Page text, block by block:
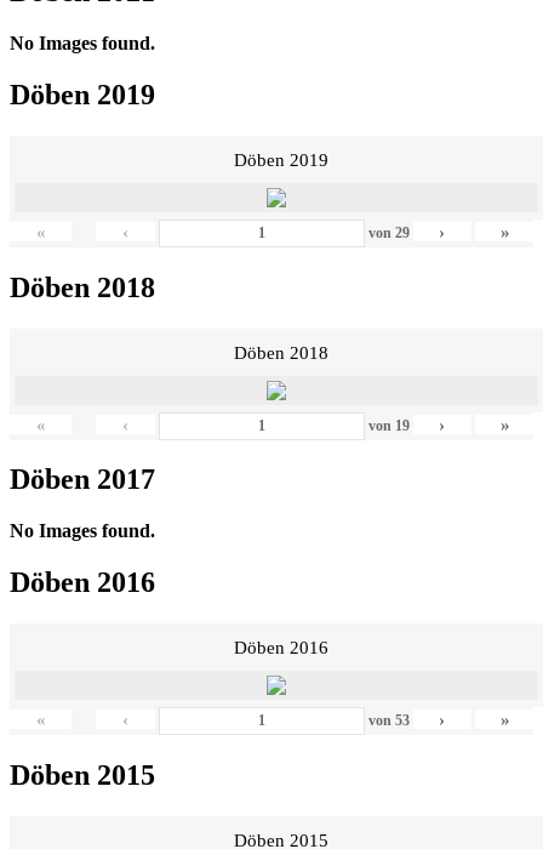
No Images found.
Döben 2019
Döben 2019
« ‹ von 29 › »
Döben 2018
Döben 2018
« ‹ von 19 › »
Döben 2017
No Images found.
Döben 2016
Döben 2016
« ‹ von 53 › »
Döben 2015
Döben 2015